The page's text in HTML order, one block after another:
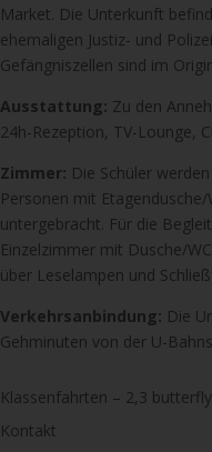
Market. Die Unterkunft
ehemaligen Justiz- und
Gefängniszellen sind im
Ausstattung: Zu den
24h-Rezeption, TV-Lounge,
Zimmer: Die Schüler
Personen mit
untergebracht. Für die
Einzelzimmer mit Dusche/
über Leselampen und
Verkehrsanbindung: Die
Gehminuten von der U-
Klassenfahrten – 2,3 butterfly
Kontakt